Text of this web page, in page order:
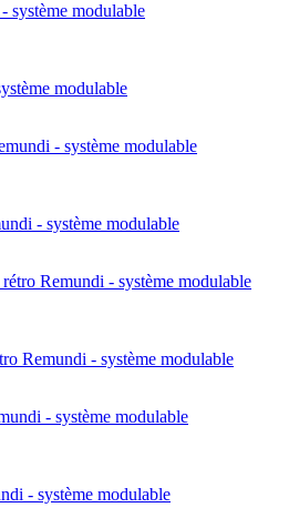
modulable
- système modulable
Remundi - système modulable
- système modulable